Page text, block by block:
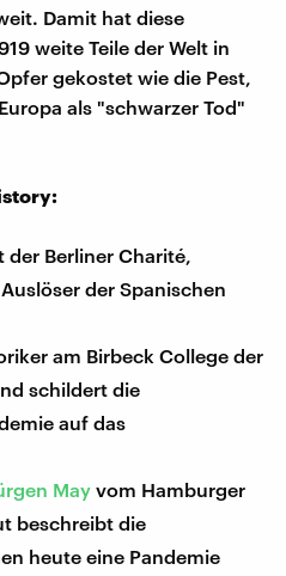
Damit hat diese
weite Teile der Welt in
gekostet wie die Pest,
als "schwarzer Tod"
der Berliner Charité,
der Spanischen
am Birbeck College der
schildert die
auf das
May vom Hamburger
beschreibt die
heute eine Pandemie